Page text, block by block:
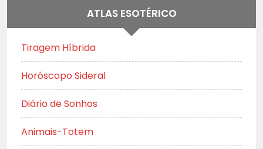
ATLAS ESOTÉRICO
Tiragem Híbrida
Horóscopo Sideral
Diário de Sonhos
Animais-Totem